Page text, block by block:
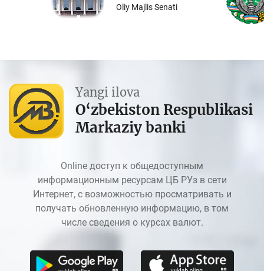
Oliy Majlis Senati
Yangi ilova
O‘zbekiston Respublikasi
Markaziy banki
Online доступ к общедоступным
информационным ресурсам ЦБ РУз в сети
Интернет, с возможностью просматривать и
получать обновленную информацию, в том
числе сведения о курсах валют.